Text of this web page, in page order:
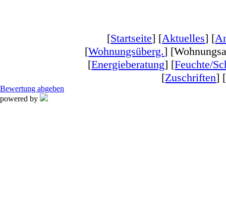
[Startseite] [Aktuelles] [
[Wohnungsüberg.]
[Energieberatung] [Feuchte/
[Zuschriften] [
Bewertung abgeben
powered by